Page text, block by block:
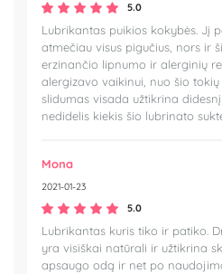
5.0
Lubrikantas puikios kokybės. Jį
atmečiau visus pigučius, nors ir
erzinančio lipnumo ir alerginių
alergizavo vaikinui, nuo šio
slidumas visada užtikrina
nedidelis kiekis šio lubrinato
Mona
2021-01-23
5.0
Lubrikantas kuris tiko ir patiko.
yra visiškai natūrali ir užtikrina
apsaugo odą ir net po